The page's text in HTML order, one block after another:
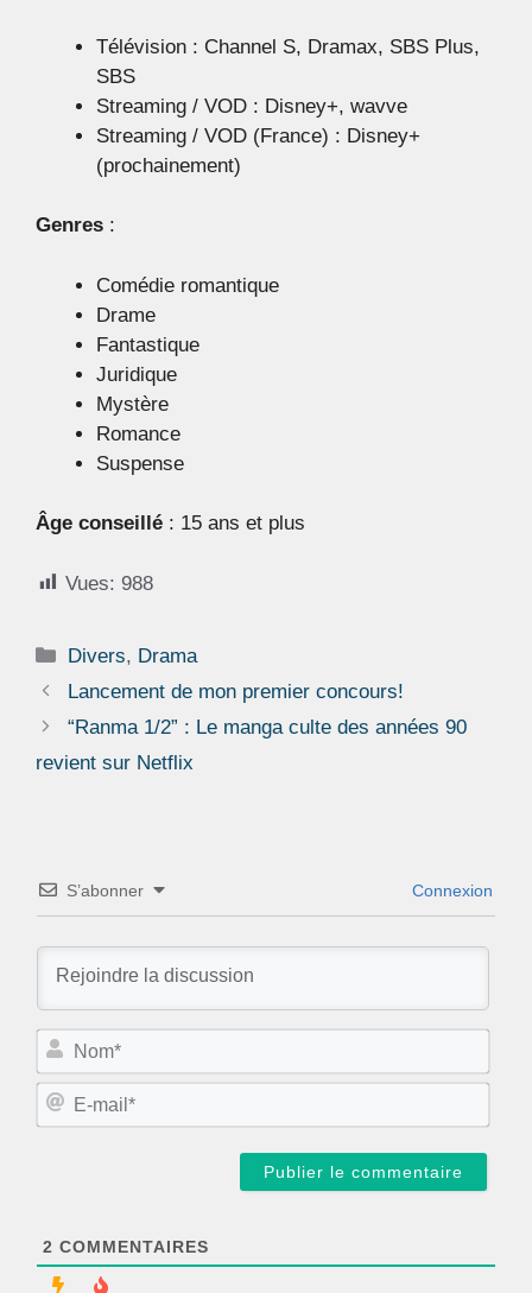
Télévision : Channel S, Dramax, SBS Plus,
SBS
Streaming / VOD : Disney+, wavve
Streaming / VOD (France) : Disney+
(prochainement)
Genres :
Comédie romantique
Drame
Fantastique
Juridique
Mystère
Romance
Suspense
Âge conseillé : 15 ans et plus
Vues: 988
Catégories
Divers, Drama
Lancement de mon premier concours!
“Ranma 1/2” : Le manga culte des années 90
revient sur Netflix
S’abonner Connexion
N
m
2 COMMENTAIRES